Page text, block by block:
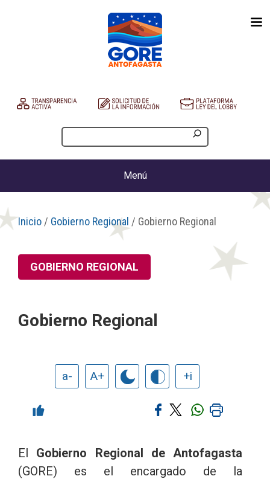
Menú
Inicio / Gobierno Regional / Gobierno Regional
GOBIERNO REGIONAL
Gobierno Regional
a- A+ +i
El Gobierno Regional de Antofagasta
(GORE) es el encargado de la